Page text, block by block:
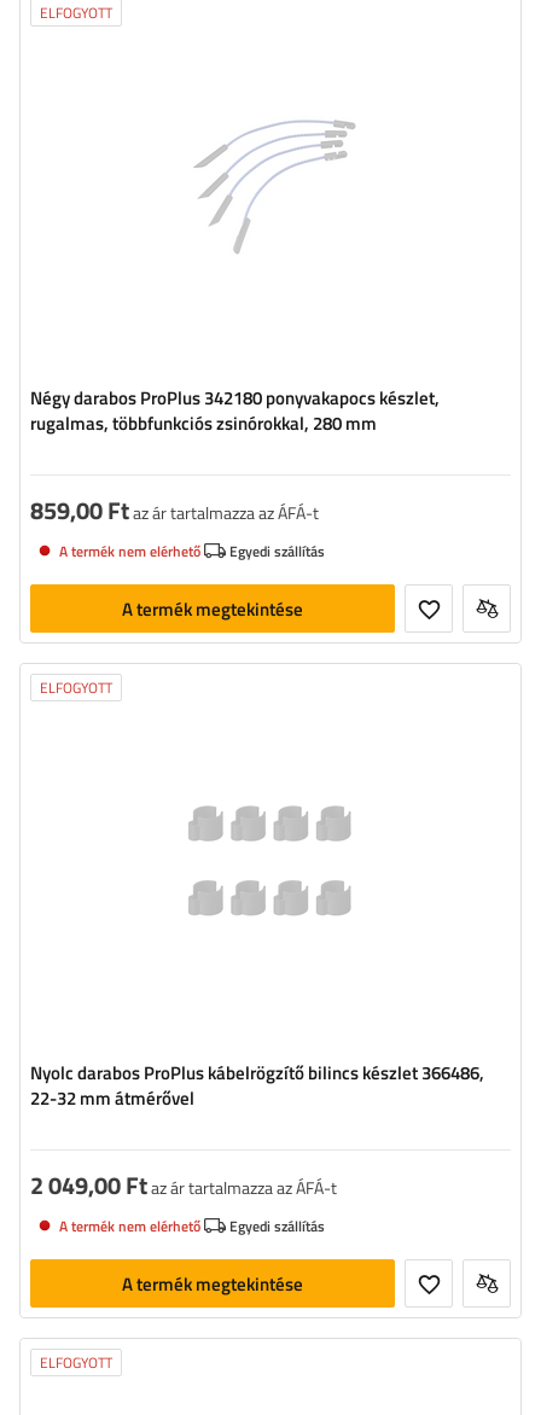
ELFOGYOTT
Négy darabos ProPlus 342180 ponyvakapocs készlet,
rugalmas, többfunkciós zsinórokkal, 280 mm
Hosszúság:
859,00 Ftaz ár tartalmazza az ÁFÁ-t
A termék nem elérhető Egyedi szállítás
A termék megtekintése
ELFOGYOTT
Nyolc darabos ProPlus kábelrögzítő bilincs készlet 366486,
22-32 mm átmérővel
2 049,00 Ftaz ár tartalmazza az ÁFÁ-t
A termék nem elérhető Egyedi szállítás
A termék megtekintése
ELFOGYOTT
Hosszúság: